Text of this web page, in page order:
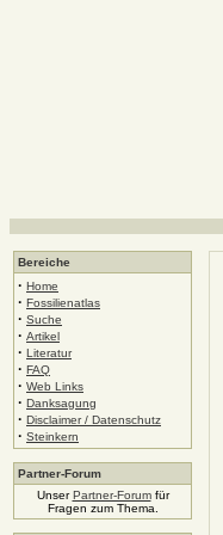
Bereiche
· Home
· Fossilienatlas
· Suche
· Artikel
· Literatur
· FAQ
· Web Links
· Danksagung
· Disclaimer / Datenschutz
· Steinkern
Partner-Forum
UnserPartner-Forumfür
Fragen zum Thema.